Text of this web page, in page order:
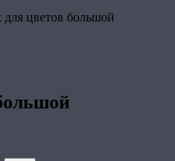
для цветов большой